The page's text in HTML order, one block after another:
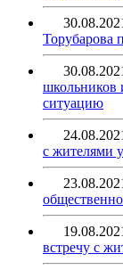
Торубарова
школьников
ситуацию
с жителями
встречу с